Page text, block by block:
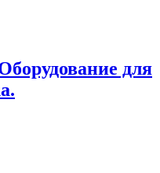
для